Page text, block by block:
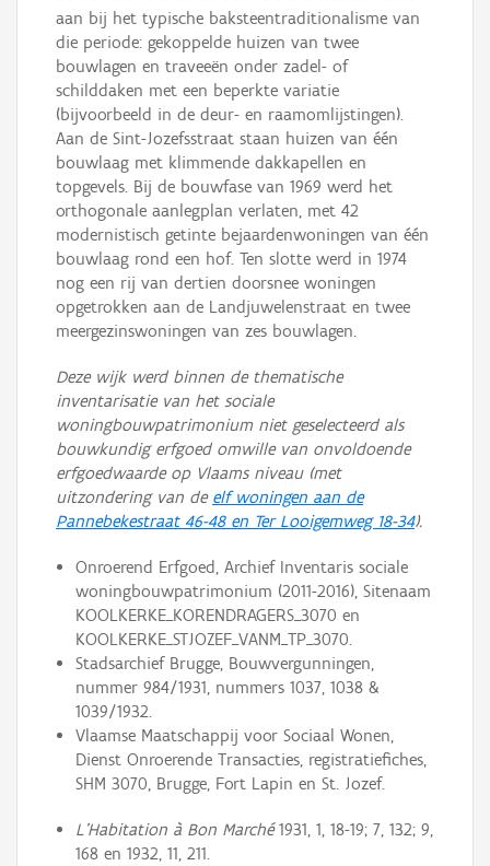
aan bij het typische baksteentraditionalisme van
die periode: gekoppelde huizen van twee
bouwlagen en traveeën onder zadel- of
schilddaken met een beperkte variatie
(bijvoorbeeld in de deur- en raamomlijstingen).
Aan de Sint-Jozefsstraat staan huizen van één
bouwlaag met klimmende dakkapellen en
topgevels. Bij de bouwfase van 1969 werd het
orthogonale aanlegplan verlaten, met 42
modernistisch getinte bejaardenwoningen van één
bouwlaag rond een hof. Ten slotte werd in 1974
nog een rij van dertien doorsnee woningen
opgetrokken aan de Landjuwelenstraat en twee
meergezinswoningen van zes bouwlagen.
Deze wijk werd binnen de thematische
inventarisatie van het sociale
woningbouwpatrimonium niet geselecteerd als
bouwkundig erfgoed omwille van onvoldoende
erfgoedwaarde op Vlaams niveau (met
uitzondering van de elf woningen aan de
Pannebekestraat 46-48 en Ter Looigemweg 18-34).
Onroerend Erfgoed, Archief Inventaris sociale
woningbouwpatrimonium (2011-2016), Sitenaam
KOOLKERKE_KORENDRAGERS_3070 en
KOOLKERKE_STJOZEF_VANM_TP_3070.
Stadsarchief Brugge, Bouwvergunningen,
nummer 984/1931, nummers 1037, 1038 &
1039/1932.
Vlaamse Maatschappij voor Sociaal Wonen,
Dienst Onroerende Transacties, registratiefiches,
SHM 3070, Brugge, Fort Lapin en St. Jozef.
L’Habitation à Bon Marché1931, 1, 18-19; 7, 132; 9,
168 en 1932, 11, 211.